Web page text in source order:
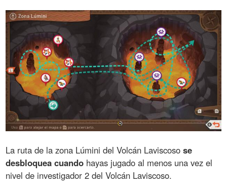
La ruta de la zona Lúmini del Volcán Laviscosose
desbloquea cuando hayas jugado al menos una vez el
nivel de investigador 2 del Volcán Laviscoso.